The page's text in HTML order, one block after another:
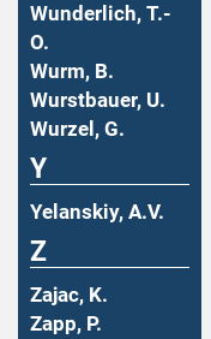
Wunderlich, T.-
O.
Wurm, B.
Wurstbauer, U.
Wurzel, G.
Y
Yelanskiy, A.V.
Z
Zajac, K.
Zapp, P.